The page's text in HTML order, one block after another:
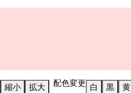
縮小 拡大 配色変更 白 黒 黄